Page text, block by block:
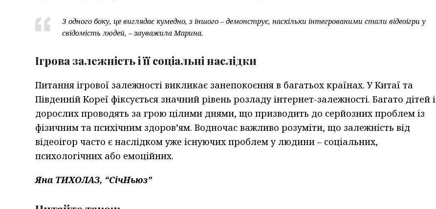
З одного боку, це виглядає кумедно, з іншого – демонструє, наскільки інтегрованими стали відеоігри у
свідомість людей, – зауважила Марина.
Ігрова залежність і її соціальні наслідки
Питання ігрової залежності викликає занепокоєння в багатьох країнах. У Китаї та
Південній Кореї фіксується значний рівень розладу інтернет-залежності. Багато дітей і
дорослих проводять за грою цілими днями, що призводить до серйозних проблем із
фізичним та психічним здоров’ям. Водночас важливо розуміти, що залежність від
відеоігор часто є наслідком уже існуючих проблем у людини – соціальних,
психологічних або емоційних.
Яна ТИХОЛАЗ, “СічНьюз”